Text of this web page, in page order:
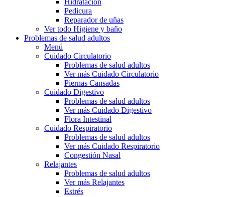
Hidratación
Pedicura
Reparador de uñas
Ver todo Higiene y baño
Problemas de salud adultos
Menú
Cuidado Circulatorio
Problemas de salud adultos
Ver más Cuidado Circulatorio
Piernas Cansadas
Cuidado Digestivo
Problemas de salud adultos
Ver más Cuidado Digestivo
Flora Intestinal
Cuidado Respiratorio
Problemas de salud adultos
Ver más Cuidado Respiratorio
Congestión Nasal
Relajantes
Problemas de salud adultos
Ver más Relajantes
Estrés